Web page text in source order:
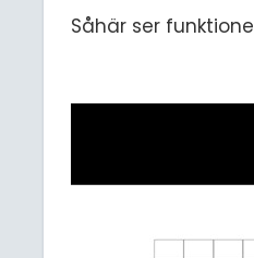
Såhär ser